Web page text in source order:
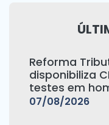
Reforma
disponibiliza
testes em
07/08/2026